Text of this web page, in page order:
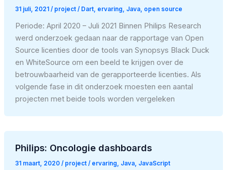
31 juli, 2021 / project/ Dart, ervaring, Java, open source
Periode: April 2020 – Juli 2021 Binnen Philips Research
werd onderzoek gedaan naar de rapportage van Open
Source licenties door de tools van Synopsys Black Duck
en WhiteSource om een beeld te krijgen over de
betrouwbaarheid van de gerapporteerde licenties. Als
volgende fase in dit onderzoek moesten een aantal
projecten met beide tools worden vergeleken
Philips: Oncologie dashboards
31 maart, 2020 / project/ ervaring, Java, JavaScript